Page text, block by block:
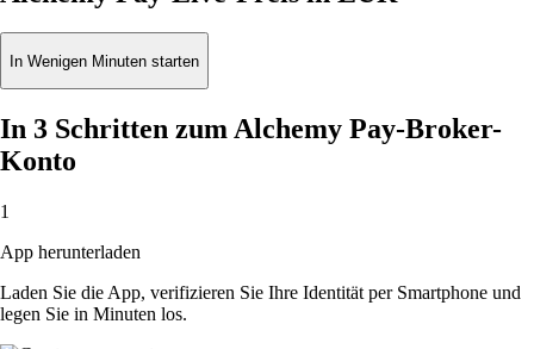
In Wenigen Minuten starten
In 3 Schritten zum Alchemy Pay-Broker-
Konto
1
App herunterladen
Laden Sie die App, verifizieren Sie Ihre Identität per Smartphone und
legen Sie in Minuten los.